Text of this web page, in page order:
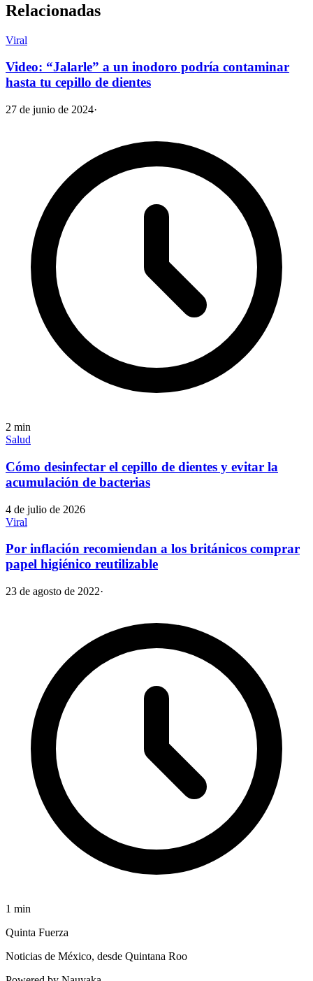
Relacionadas
Viral
Video: “Jalarle” a un inodoro podría contaminar
hasta tu cepillo de dientes
27 de junio de 2024·
2 min
Salud
Cómo desinfectar el cepillo de dientes y evitar la
acumulación de bacterias
4 de julio de 2026
Viral
Por inflación recomiendan a los británicos comprar
papel higiénico reutilizable
23 de agosto de 2022·
1 min
Quinta Fuerza
Noticias de México, desde Quintana Roo